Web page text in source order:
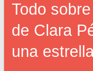
Todo
de Clara
una